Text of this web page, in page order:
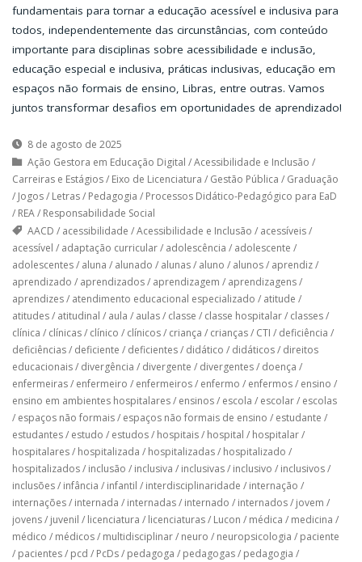
fundamentais para tornar a educação acessível e inclusiva para
todos, independentemente das circunstâncias, com conteúdo
importante para disciplinas sobre acessibilidade e inclusão,
educação especial e inclusiva, práticas inclusivas, educação em
espaços não formais de ensino, Libras, entre outras. Vamos
juntos transformar desafios em oportunidades de aprendizado!
8 de agosto de 2025
Ação Gestora em Educação Digital /Acessibilidade e Inclusão /
Carreiras e Estágios/ Eixo de Licenciatura / Gestão Pública / Graduação
/ Jogos/ Letras/ Pedagogia / Processos Didático-Pedagógico para EaD
/ REA/ Responsabilidade Social
AACD / acessibilidade /Acessibilidade e Inclusão / acessíveis/
acessível / adaptação curricular/ adolescência / adolescente /
adolescentes/ aluna / alunado / alunas/ aluno / alunos/ aprendiz/
aprendizado / aprendizados/ aprendizagem / aprendizagens/
aprendizes/ atendimento educacional especializado / atitude /
atitudes/ atitudinal / aula / aulas/ classe / classe hospitalar/ classes/
clínica / clínicas/ clínico / clínicos/ criança / crianças/ CTI / deficiência /
deficiências/ deficiente / deficientes/ didático / didáticos/ direitos
educacionais/ divergência / divergente / divergentes/ doença /
enfermeiras/ enfermeiro / enfermeiros/ enfermo / enfermos/ ensino /
ensino em ambientes hospitalares/ ensinos/ escola / escolar/ escolas
/ espaços não formais/ espaços não formais de ensino / estudante /
estudantes/ estudo / estudos/ hospitais/ hospital / hospitalar/
hospitalares/ hospitalizada / hospitalizadas/ hospitalizado /
hospitalizados/ inclusão / inclusiva / inclusivas/ inclusivo / inclusivos/
inclusões/ infância / infantil / interdisciplinaridade / internação /
internações/ internada / internadas/ internado / internados/ jovem /
jovens/ juvenil / licenciatura / licenciaturas/ Lucon / médica / medicina /
médico / médicos/ multidisciplinar/ neuro / neuropsicologia / paciente
/ pacientes/ pcd / PcDs/ pedagoga / pedagogas/ pedagogia /